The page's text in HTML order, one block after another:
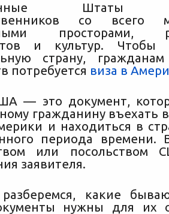
Штаты
со всего
просторами,
и культур. Чтобы
страну,
потребуется виза в
— это документ,
гражданину въехать
и находиться в
периода времени.
или посольством
заявителя.
разберемся, какие
нужны для их